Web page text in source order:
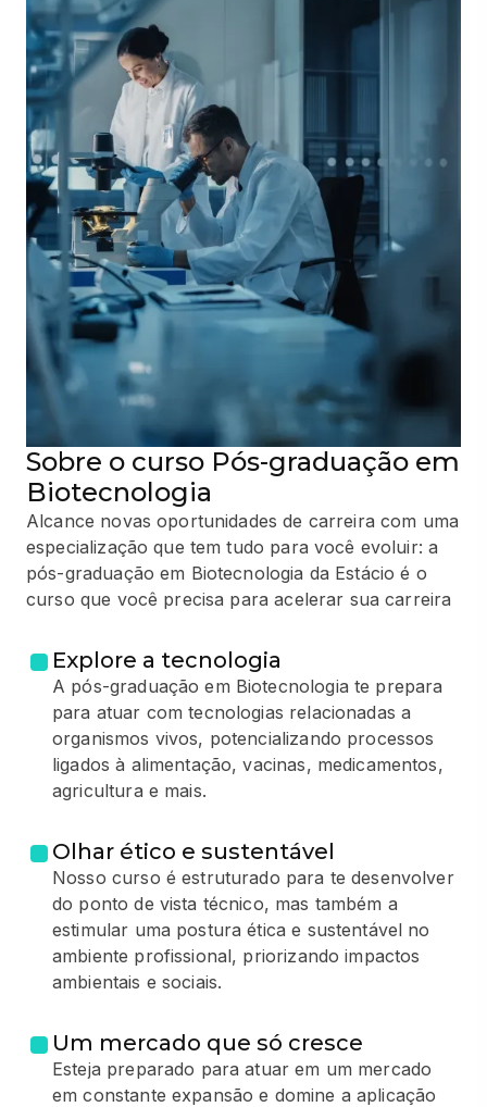
Sobre o curso Pós-graduação em
Biotecnologia
Alcance novas oportunidades de carreira com uma
especialização que tem tudo para você evoluir: a
pós-graduação em Biotecnologia da Estácio é o
curso que você precisa para acelerar sua carreira
Explore a tecnologia
A pós-graduação em Biotecnologia te prepara
para atuar com tecnologias relacionadas a
organismos vivos, potencializando processos
ligados à alimentação, vacinas, medicamentos,
agricultura e mais.
Olhar ético e sustentável
Nosso curso é estruturado para te desenvolver
do ponto de vista técnico, mas também a
estimular uma postura ética e sustentável no
ambiente profissional, priorizando impactos
ambientais e sociais.
Um mercado que só cresce
Esteja preparado para atuar em um mercado
em constante expansão e domine a aplicação